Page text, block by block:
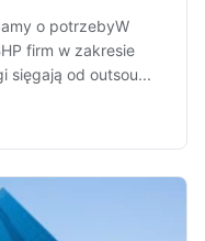
o potrzebyW
firm w zakresie
sięgają od outsou...